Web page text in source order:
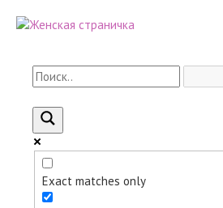
Exact matches only